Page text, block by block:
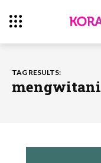
TAG RESULTS:
mengwitani